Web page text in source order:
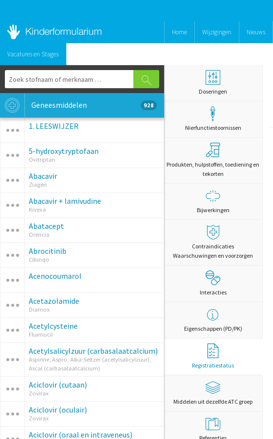
Home Wijzigingen Nieuws
Vacatures en Stages
Geneesmiddelen 928
1. LEESWIJZER
5-hydroxytryptofaan
Oxitriptan
Abacavir
Ziagen
Abacavir + lamivudine
Kivexa
Abatacept
Orencia
Abrocitinib
Cibinqo
Acenocoumarol
Acetazolamide
Diamox
Acetylcysteine
Fluimucil
Acetylsalicylzuur (carbasalaatcalcium)
Aspirine, Aspro, Alka-Seltzer (acetylsalicylzuur),
Ascal (carbasalaatcalcium)
Aciclovir (cutaan)
Zovirax
Aciclovir (oculair)
Zovirax
Aciclovir (oraal en intraveneus)
Doseringen
Nierfunctiestoornissen
Produkten, hulpstoffen, toediening en
tekorten
Bijwerkingen
Contraindicaties
Waarschuwingen en voorzorgen
Interacties
Eigenschappen (PD/PK)
Registratiestatus
Middelen uit dezelfde ATC groep